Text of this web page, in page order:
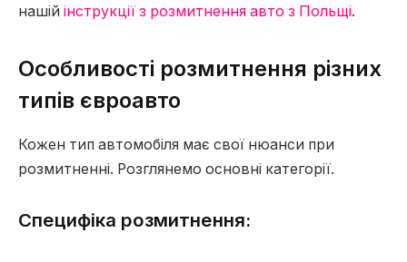
нашій інструкції з розмитнення авто з Польщі.
Особливості розмитнення різних
типів євроавто
Кожен тип автомобіля має свої нюанси при
розмитненні. Розглянемо основні категорії.
Специфіка розмитнення: